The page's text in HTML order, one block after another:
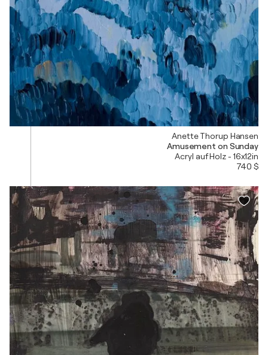
Anette Thorup Hansen
Amusement on Sunday
Acryl auf Holz - 16x12in
740 $